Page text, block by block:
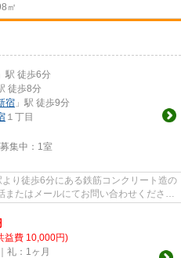
㎡
」駅 徒歩6分
徒歩8分
宿 」駅 徒歩9分
１丁目
集中： 1室
より徒歩6分にある鉄筋コンクリート造の
益費 10,000円)
礼：1ヶ月